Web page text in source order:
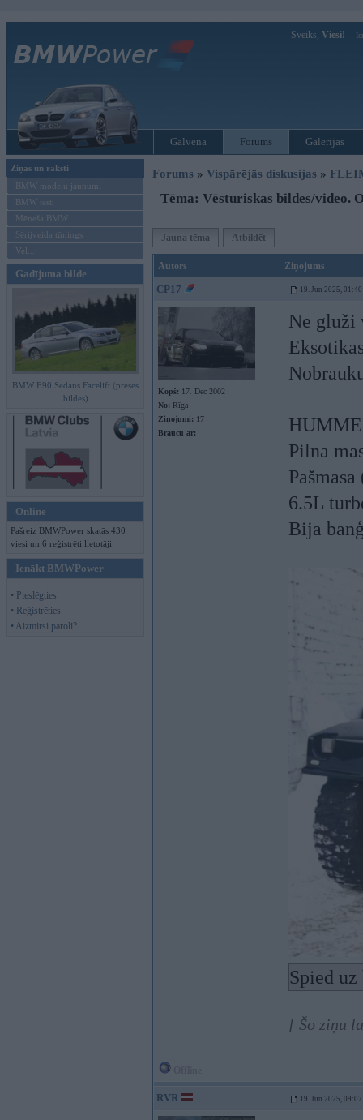
Sveiks, Viesi!
Galvenā Forums Galerijas
Ziņas un raksti
BMW modeļu jaunumi
BMW testi
Mēneša BMW
Sērijveida tūnings
Vel...
Gadījuma bilde
BMW E90 Sedans Facelift (preses
bildes)
Online
Pašreiz BMWPower skatās 430
viesi un 6 reģistrēti lietotāji.
Ienākt BMWPower
• Pieslēgties
• Reģistrēties
• Aizmirsi paroli?
Forums » Vispārējās diskusijas »
Tēma: Vēsturiskas bildes/video.
Jauna tēma Atbildēt
Autors Ziņojums
CP17 19. Jun 2025, 01:40
Kopš: 17. Dec 2002
No: Rīga
Ziņojumi: 17
Braucu ar:
Ne gluži
Pilna
6.5L
Bija
Spied
[ Šo ziņu
RVR 19. Jun 2025, 09:07